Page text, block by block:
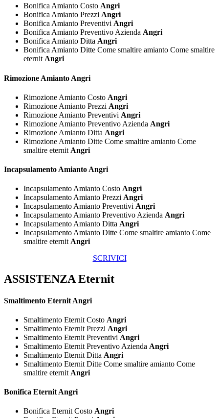
Bonifica Amianto Costo Angri
Bonifica Amianto Prezzi Angri
Bonifica Amianto Preventivi Angri
Bonifica Amianto Preventivo Azienda Angri
Bonifica Amianto Ditta Angri
Bonifica Amianto Ditte Come smaltire amianto Come smaltire
eternit Angri
Rimozione Amianto Angri
Rimozione Amianto Costo Angri
Rimozione Amianto Prezzi Angri
Rimozione Amianto Preventivi Angri
Rimozione Amianto Preventivo Azienda Angri
Rimozione Amianto Ditta Angri
Rimozione Amianto Ditte Come smaltire amianto Come
smaltire eternit Angri
Incapsulamento Amianto Angri
Incapsulamento Amianto Costo Angri
Incapsulamento Amianto Prezzi Angri
Incapsulamento Amianto Preventivi Angri
Incapsulamento Amianto Preventivo Azienda Angri
Incapsulamento Amianto Ditta Angri
Incapsulamento Amianto Ditte Come smaltire amianto Come
smaltire eternit Angri
SCRIVICI
ASSISTENZA Eternit
Smaltimento Eternit Angri
Smaltimento Eternit Costo Angri
Smaltimento Eternit Prezzi Angri
Smaltimento Eternit Preventivi Angri
Smaltimento Eternit Preventivo Azienda Angri
Smaltimento Eternit Ditta Angri
Smaltimento Eternit Ditte Come smaltire amianto Come
smaltire eternit Angri
Bonifica Eternit Angri
Bonifica Eternit Costo Angri